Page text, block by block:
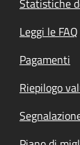
Statistiche
Leggi le FAQ
Pagamenti
Riepilogo